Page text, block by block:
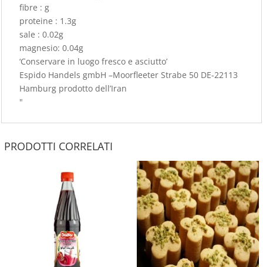
fibre : g
proteine : 1.3g
sale : 0.02g
magnesio: 0.04g
‘Conservare in luogo fresco e asciutto’
Espido Handels gmbH –Moorfleeter Strabe 50 DE-22113
Hamburg prodotto dell’Iran
"
PRODOTTI CORRELATI